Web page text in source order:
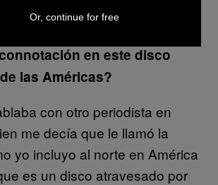
y existe el juego de
también hablabas… ¿hay
en este disco
las Américas?
con otro periodista en
me decía que le llamó la
yo incluyo al norte en América
es un disco atravesado por
Or, continue for free